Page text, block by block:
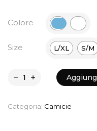
Colore
Size L/XL S/M
Categoria: Camicie